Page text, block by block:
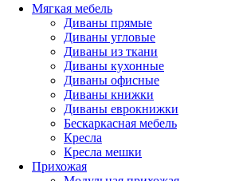
Мягкая мебель
Диваны прямые
Диваны угловые
Диваны из ткани
Диваны кухонные
Диваны офисные
Диваны книжки
Диваны еврокнижки
Бескаркасная мебель
Кресла
Кресла мешки
Прихожая